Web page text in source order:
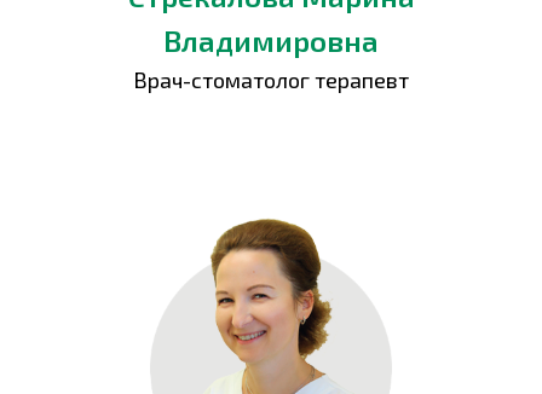
Владимировна
Врач-стоматолог терапевт